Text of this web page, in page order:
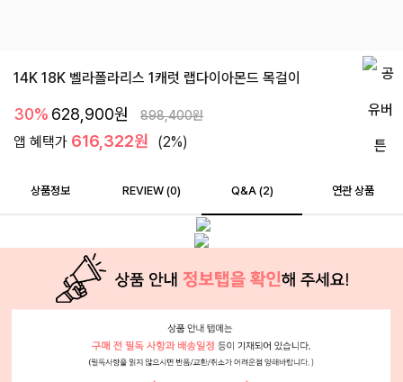
14K 18K 벨라폴라리스 1캐럿 랩다이아몬드 목걸이
30% 628,900원 898,400원
앱 혜택가 616,322원 (2%)
상품정보 REVIEW (0) Q&A (2) 연관 상품